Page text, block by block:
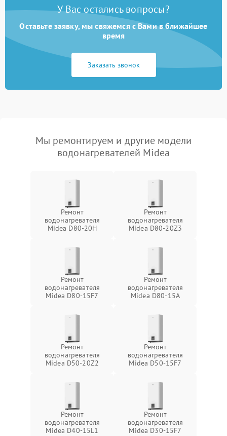
У Вас остались вопросы?
Оставьте заявку, мы свяжемся с Вами в ближайшее
время
Заказать звонок
Мы ремонтируем и другие модели
водонагревателей Midea
Ремонт
водонагревателя
Midea D80-20Н
Ремонт
водонагревателя
Midea D80-20Z3
Ремонт
водонагревателя
Midea D80-15F7
Ремонт
водонагревателя
Midea D80-15A
Ремонт
водонагревателя
Midea D50-20Z2
Ремонт
водонагревателя
Midea D50-15F7
Ремонт
водонагревателя
Midea D40-15L1
Ремонт
водонагревателя
Midea D30-15F7